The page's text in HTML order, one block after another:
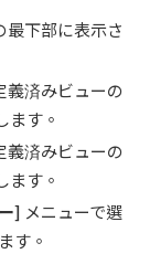
最下部に表示さ
義済みビューの
ます。
義済みビューの
ます。
] メニューで選
す。